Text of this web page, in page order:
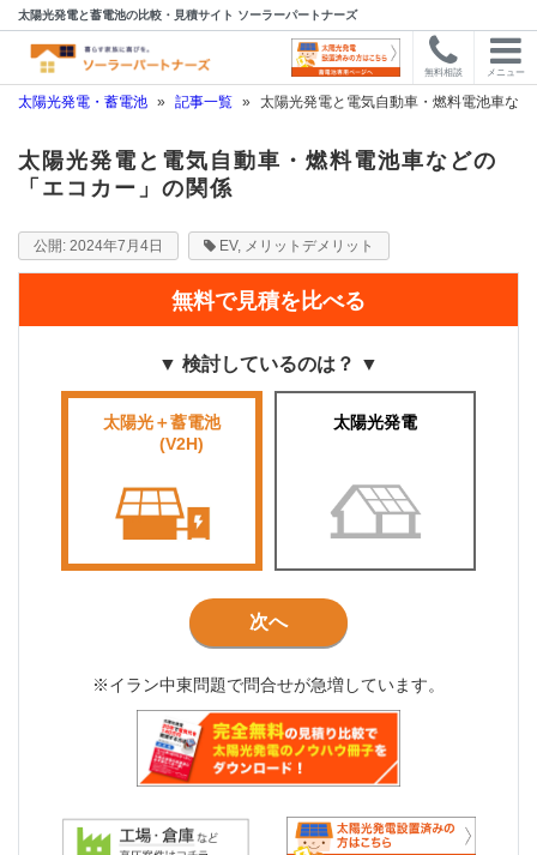
太陽光発電と蓄電池の比較・見積サイト ソーラーパートナーズ
無料相談 メニュー
太陽光発電・蓄電池 » 記事一覧 » 太陽光発電と電気自動車・燃料電池車な
太陽光発電と電気自動車・燃料電池車などの
「エコカー」の関係
2024年7月4日 EV, メリットデメリット
無料で見積を比べる
▼ 検討しているのは？ ▼
太陽光＋蓄電池
(V2H)
太陽光発電
次へ
※イラン中東問題で問合せが急増しています。